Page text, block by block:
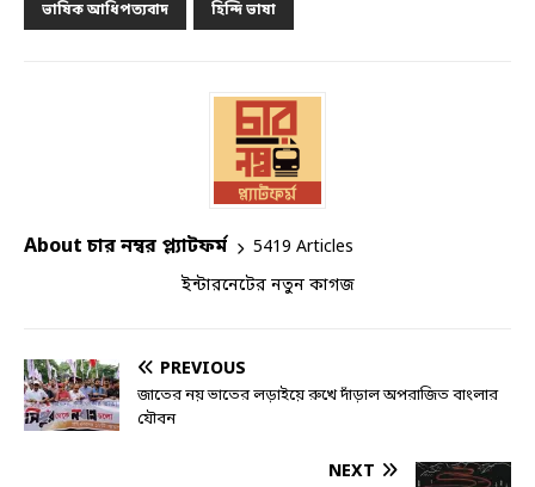
ভাষিক আধিপত্যবাদ হিন্দি ভাষা
About চার নম্বর প্ল্যাটফর্ম
5419 Articles
ইন্টারনেটের নতুন কাগজ
PREVIOUS
জাতের নয় ভাতের লড়াইয়ে রুখে দাঁড়াল অপরাজিত বাংলার
যৌবন
NEXT